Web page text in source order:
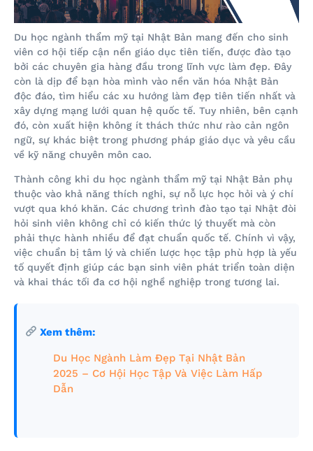
Du học ngành thẩm mỹ tại Nhật Bản mang đến cho sinh
viên cơ hội tiếp cận nền giáo dục tiên tiến, được đào tạo
bởi các chuyên gia hàng đầu trong lĩnh vực làm đẹp. Đây
còn là dịp để bạn hòa mình vào nền văn hóa Nhật Bản
độc đáo, tìm hiểu các xu hướng làm đẹp tiên tiến nhất và
xây dựng mạng lưới quan hệ quốc tế. Tuy nhiên, bên cạnh
đó, còn xuất hiện không ít thách thức như rào cản ngôn
ngữ, sự khác biệt trong phương pháp giáo dục và yêu cầu
về kỹ năng chuyên môn cao.
Thành công khi du học ngành thẩm mỹ tại Nhật Bản phụ
thuộc vào khả năng thích nghi, sự nỗ lực học hỏi và ý chí
vượt qua khó khăn. Các chương trình đào tạo tại Nhật đòi
hỏi sinh viên không chỉ có kiến thức lý thuyết mà còn
phải thực hành nhiều để đạt chuẩn quốc tế. Chính vì vậy,
việc chuẩn bị tâm lý và chiến lược học tập phù hợp là yếu
tố quyết định giúp các bạn sinh viên phát triển toàn diện
và khai thác tối đa cơ hội nghề nghiệp trong tương lai.
Xem thêm:
Du Học Ngành Làm Đẹp Tại Nhật Bản
2025 – Cơ Hội Học Tập Và Việc Làm Hấp
Dẫn